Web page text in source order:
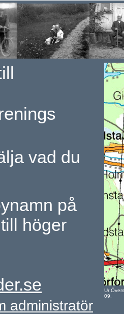
vad du
på
höger
administratör
Ur
09.